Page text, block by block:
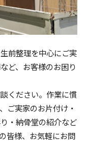
前整理を中心にご実
ど、お客様のお困り
ください。作業に慣
ご実家のお片付け・
・納骨堂の紹介など
皆様、お気軽にお問